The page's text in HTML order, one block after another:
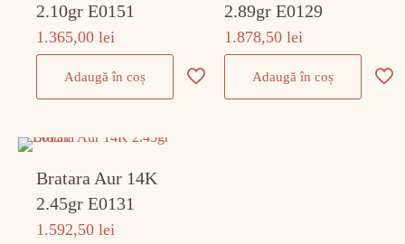
2.10gr E0151
1.365,00lei
Adaugă în coș
2.89gr E0129
1.878,50lei
Adaugă în coș
Bratara Aur 14K
2.45gr E0131
1.592,50lei